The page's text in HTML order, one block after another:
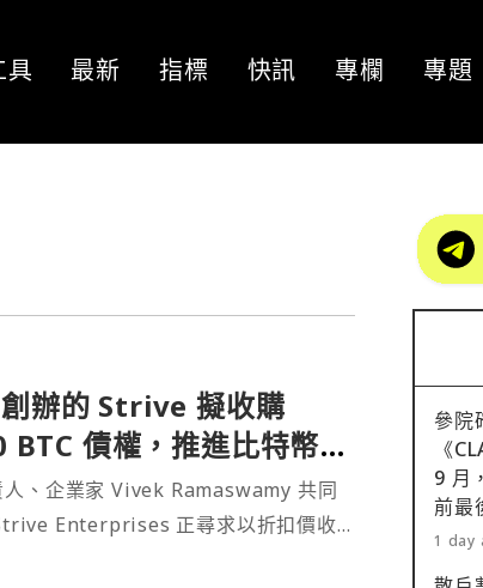
具 最新 指標 快訊 專欄 專題
辦的 Strive 擬收購
債權，推進比特幣財
、企業家 Vivek Ramaswamy 共同
Enterprises 正尋求以折扣價收
，包括來自已破產交易所 Mt. Gox 價
參院
《
9 月
前最
1 day